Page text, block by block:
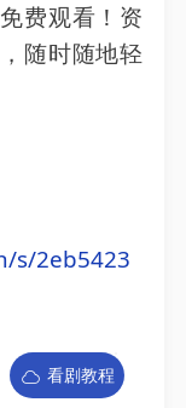
费观看！资
随时随地轻
s/2eb5423
看剧教程